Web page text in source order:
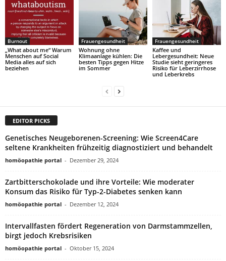
Burnout
„What about me“ Warum
Menschen auf Social
Media alles auf sich
beziehen
Frauengesundheit
Wohnung ohne
Klimaanlage kühlen: Die
besten Tipps gegen Hitze
im Sommer
Frauengesundheit
Kaffee und
Lebergesundheit: Neue
Studie sieht geringeres
Risiko für Leberzirrhose
und Leberkrebs
EDITOR PICKS
Genetisches Neugeborenen-Screening: Wie Screen4Care
seltene Krankheiten frühzeitig diagnostiziert und behandelt
homöopathie portal - Dezember 29, 2024
Zartbitterschokolade und ihre Vorteile: Wie moderater
Konsum das Risiko für Typ-2-Diabetes senken kann
homöopathie portal - Dezember 12, 2024
Intervallfasten fördert Regeneration von Darmstammzellen,
birgt jedoch Krebsrisiken
homöopathie portal - Oktober 15, 2024